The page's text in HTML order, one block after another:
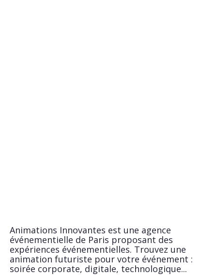
Animations Innovantes est une agence
événementielle de Paris proposant des
expériences événementielles. Trouvez une
animation futuriste pour votre événement :
soirée corporate, digitale, technologique...